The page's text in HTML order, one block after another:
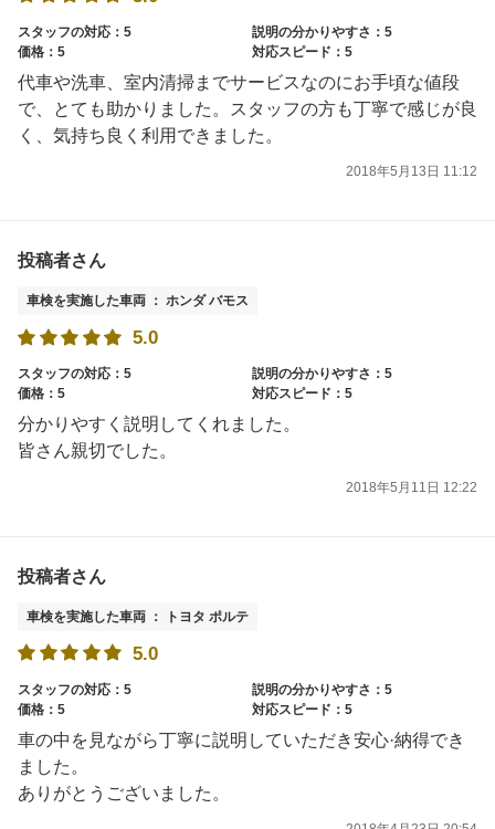
スタッフの対応：5
説明の分かりやすさ：5
価格：5
対応スピード：5
代車や洗車、室内清掃までサービスなのにお手頃な値段
で、とても助かりました。スタッフの方も丁寧で感じが良
く、気持ち良く利用できました。
2018年5月13日 11:12
投稿者さん
車検を実施した車両 ： ホンダ バモス
5.0
スタッフの対応：5
説明の分かりやすさ：5
価格：5
対応スピード：5
分かりやすく説明してくれました。
皆さん親切でした。
2018年5月11日 12:22
投稿者さん
車検を実施した車両 ： トヨタ ポルテ
5.0
スタッフの対応：5
説明の分かりやすさ：5
価格：5
対応スピード：5
車の中を見ながら丁寧に説明していただき安心·納得でき
ました。
ありがとうございました。